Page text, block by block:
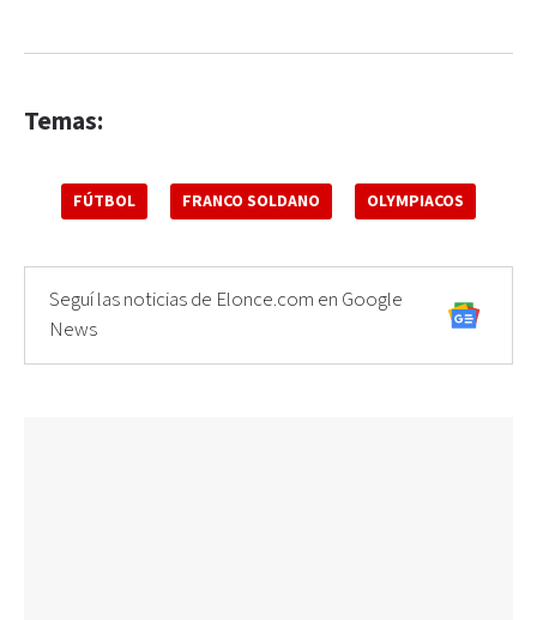
Temas:
FÚTBOL FRANCO SOLDANO OLYMPIACOS
Seguí las noticias de Elonce.com en Google
News